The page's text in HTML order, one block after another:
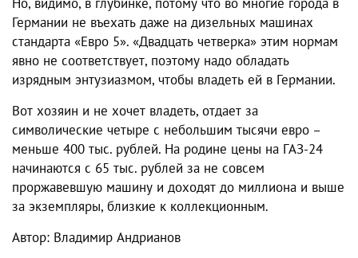
Германии не въехать даже на дизельных машинах
стандарта «Евро 5». «Двадцать четверка» этим нормам
явно не соответствует, поэтому надо обладать
изрядным энтузиазмом, чтобы владеть ей в Германии.
Вот хозяин и не хочет владеть, отдает за
символические четыре с небольшим тысячи евро –
меньше 400 тыс. рублей. На родине цены на ГАЗ-24
начинаются с 65 тыс. рублей за не совсем
проржавевшую машину и доходят до миллиона и выше
за экземпляры, близкие к коллекционным.
Автор: Владимир Андрианов